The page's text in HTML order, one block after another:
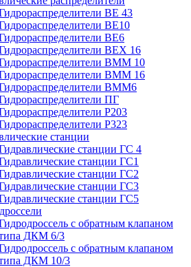
ВЕ 43
ВЕ10
ВЕ6
ВЕХ 16
ВММ 10
ВММ 16
ВММ6
ПГ
Р203
Р323
станции
станции ГС 4
станции ГС1
станции ГС2
станции ГС3
станции ГС5
с обратным клапаном
ДКМ 6/3
с обратным клапаном
ДКМ 10/3